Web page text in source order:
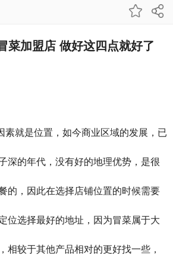
菜加盟店 做好这四点就好了
素就是位置，如今商业区域的发展，已
深的年代，没有好的地理优势，是很
的，因此在选择店铺位置的时候需要
位选择最好的地址，因为冒菜属于大
相较于其他产品相对的更好找一些，